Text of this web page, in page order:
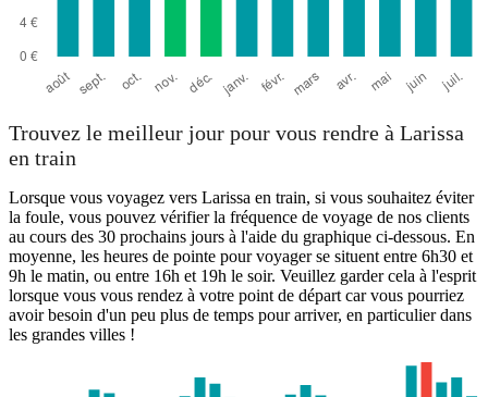
Trouvez le meilleur jour pour vous rendre à Larissa
en train
Lorsque vous voyagez vers Larissa en train, si vous souhaitez éviter
la foule, vous pouvez vérifier la fréquence de voyage de nos clients
au cours des 30 prochains jours à l'aide du graphique ci-dessous. En
moyenne, les heures de pointe pour voyager se situent entre 6h30 et
9h le matin, ou entre 16h et 19h le soir. Veuillez garder cela à l'esprit
lorsque vous vous rendez à votre point de départ car vous pourriez
avoir besoin d'un peu plus de temps pour arriver, en particulier dans
les grandes villes !